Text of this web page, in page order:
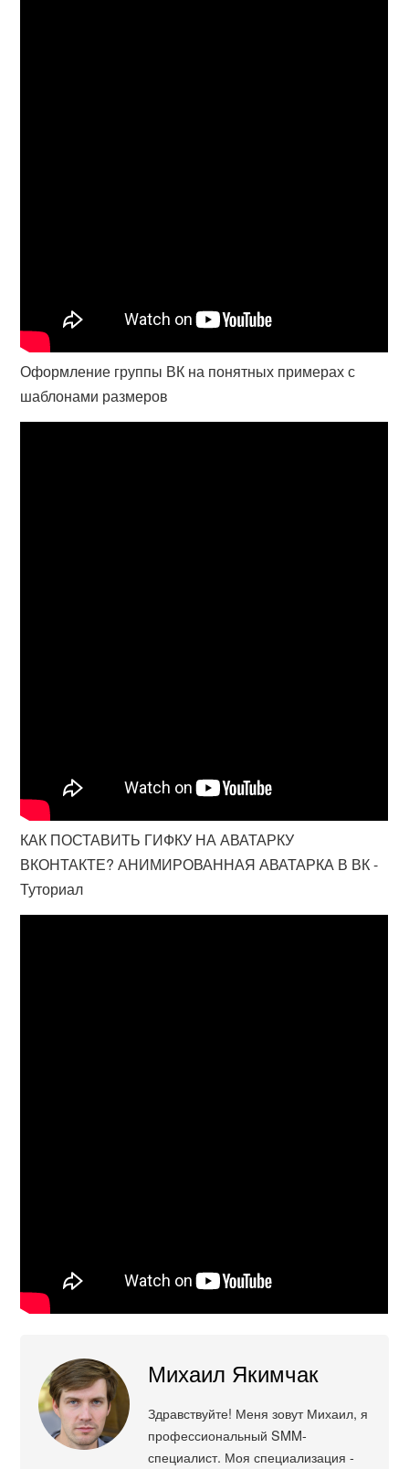
Оформление группы ВК на понятных примерах с
шаблонами размеров
КАК ПОСТАВИТЬ ГИФКУ НА АВАТАРКУ
ВКОНТАКТЕ? АНИМИРОВАННАЯ АВАТАРКА В ВК -
Туториал
Михаил Якимчак
Здравствуйте! Меня зовут Михаил, я
профессиональный SMM-
специалист. Моя специализация -